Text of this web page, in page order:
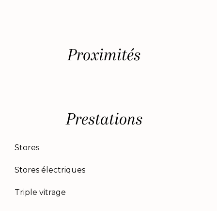
Proximités
Prestations
Stores
Stores électriques
Triple vitrage